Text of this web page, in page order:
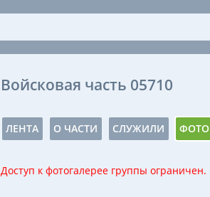
Войсковая часть 05710
ЛЕНТА О ЧАСТИ СЛУЖИЛИ ФОТО
Доступ к фотогалерее группы ограничен.